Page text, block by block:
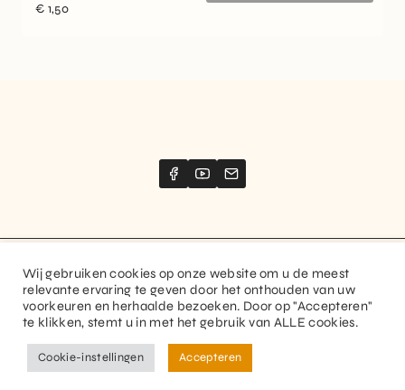
€ 1,50
Website created byStimize
© 2026 Guitaranthem. All rights reserved.
Privacy Policy Terms and Conditions
Wij gebruiken cookies op onze website om u de meest
relevante ervaring te geven door het onthouden van uw
voorkeuren en herhaalde bezoeken. Door op "Accepteren"
te klikken, stemt u in met het gebruik van ALLE cookies.
Cookie-instellingen Accepteren